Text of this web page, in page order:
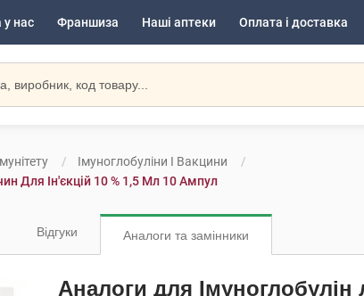
у нас Франшиза Наші аптеки Оплата і доставка
Імуноглобуліни І Вакцини
Для Ін'єкцій 10 % 1,5 Мл 10 Ампул
Відгуки Аналоги та замінники
Аналоги для